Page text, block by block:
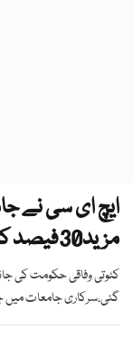
ایچ ای سی نے
مزید30فیصد کٹوتی کر دی
کٹوتی وفاقی حکومت کی
گئی،سرکاری جامعات میں